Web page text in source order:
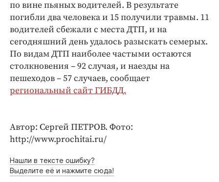
Экономика и бизнес
ПРОЕКТЫ
Блоги
Издания
Медиаперсона
Интересное чтиво
Работодатель года
по вине пьяных водителей. В результате
погибли два человека и 15 получили травмы. 11
водителей сбежали с места ДТП, и на
сегодняшний день удалось разыскать семерых.
По видам ДТП наиболее частыми остаются
столкновения – 92 случая, и наезды на
пешеходов – 57 случаев, сообщает
региональный сайт ГИБДД.
Автор: Сергей ПЕТРОВ. Фото:
http://www.prochitai.ru/
Нашли в тексте ошибку?
Выделите её и нажмите сюда!